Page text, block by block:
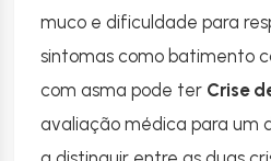
muco e dificuldade para
sintomas como batimento
com asma pode ter Crise
avaliação médica para um